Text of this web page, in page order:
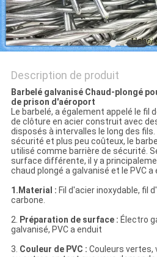
Description de produit
Barbelé galvanisé Chaud-plongé
de prison d'aéroport
Le barbelé, a également appelé le fil
de clôture en acier construit avec
disposés à intervalles le long des fils.
sécurité et plus peu coûteux, le
utilisé comme barrière de sécurité.
surface différente, il y a
chaud plongé a galvanisé et le PVC a
1.Material : Fil d'acier inoxydable, fil
carbone.
2. Préparation de surface : Électro
galvanisé, PVC a enduit
3. Couleur de PVC : Couleurs vertes,